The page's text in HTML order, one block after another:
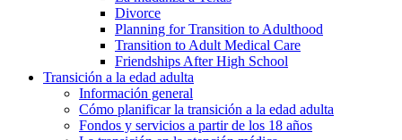
Divorce
Planning for Transition to Adulthood
Transition to Adult Medical Care
Friendships After High School
Transición a la edad adulta
Información general
Cómo planificar la transición a la edad adulta
Fondos y servicios a partir de los 18 años